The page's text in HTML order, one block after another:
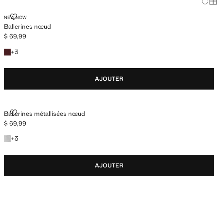
NEW NOW
Ballerines nœud
BALLERINES NŒUD
Prix actuel [$ 69,99 ]
$ 69,99
+3
+3 couleurs
AJOUTER
Ballerines métallisées nœud
BALLERINES MÉTALLISÉES NŒUD
Prix actuel [$ 69,99 ]
$ 69,99
+3
+3 couleurs
AJOUTER